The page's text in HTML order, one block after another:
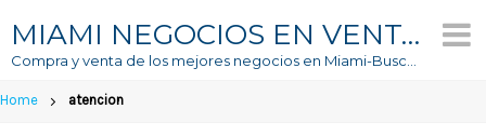
content
MIAMI NEGOCIOS EN VENTA
Home atencion